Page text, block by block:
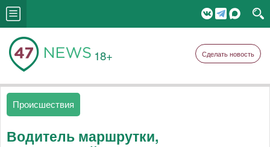
18+ Сделать новость
Происшествия
Водитель маршрутки,